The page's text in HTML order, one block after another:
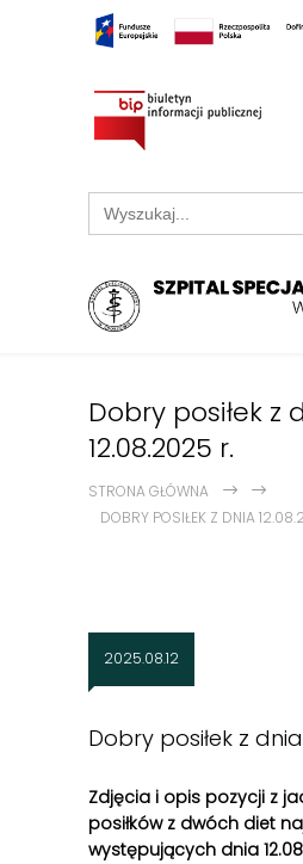
Search
for:
Dobry posiłek z
12.08.2025 r.
STRONA GŁÓWNA
DOBRY POSIŁEK Z DNIA
2025.08.12
Dobry posiłek z dnia
Zdjęcia i opis pozycji z
posiłków z dwóch diet
występujących dnia 12.08